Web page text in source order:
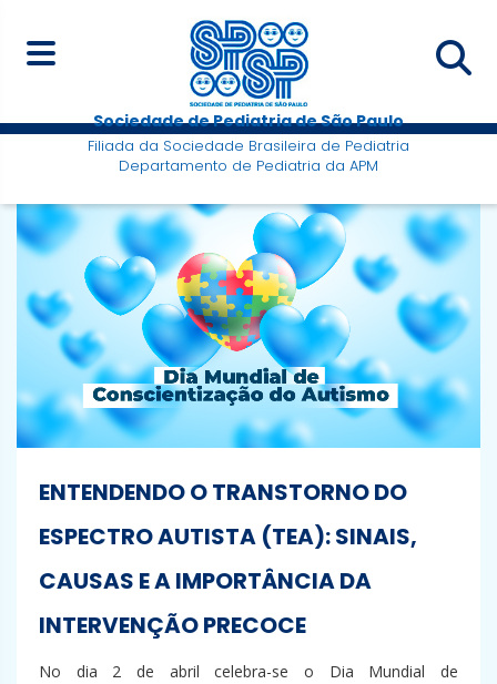
Sociedade de Pediatria de São Paulo
Filiada da Sociedade Brasileira de Pediatria
Departamento de Pediatria da APM
ENTENDENDO O TRANSTORNO DO
ESPECTRO AUTISTA (TEA): SINAIS,
CAUSAS E A IMPORTÂNCIA DA
INTERVENÇÃO PRECOCE
No dia 2 de abril celebra-se o Dia Mundial de